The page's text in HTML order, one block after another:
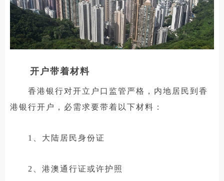
开户带着材料
香港银行对开立户口监管严格，内地居民到香
港银行开户，必需求要带着以下材料：
1、大陆居民身份证
2、港澳通行证或许护照